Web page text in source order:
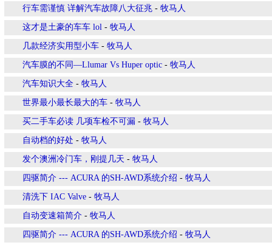
行车需谨慎 详解汽车故障八大征兆 - 牧马人
这才是土豪的车车 lol - 牧马人
几款经济实用型小车 - 牧马人
汽车膜的不同—Llumar Vs Huper optic - 牧马人
汽车知识大全 - 牧马人
世界最小最长最大的车 - 牧马人
买二手车必读 几项车检不可漏 - 牧马人
自动档的好处 - 牧马人
发个澳洲冷门车，刚提几天 - 牧马人
四驱简介 --- ACURA 的SH-AWD系统介绍 - 牧马人
清洗下 IAC Valve - 牧马人
自动变速箱简介 - 牧马人
四驱简介 --- ACURA 的SH-AWD系统介绍 - 牧马人